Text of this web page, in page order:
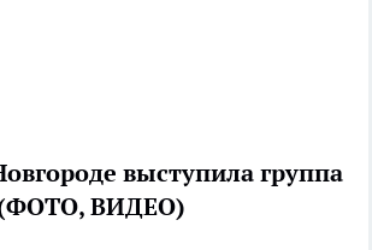
выступила группа
(ФОТО, ВИДЕО)